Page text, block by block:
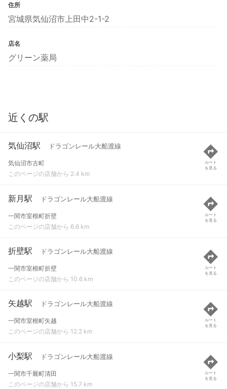
住所
宮城県気仙沼市上田中2-1-2
店名
グリーン薬局
近くの駅
気仙沼駅 ドラゴンレール大船渡線
気仙沼市古町
このページの店舗から 2.4 km
ルート
を見る
新月駅 ドラゴンレール大船渡線
一関市室根町折壁
このページの店舗から 6.6 km
ルート
を見る
折壁駅 ドラゴンレール大船渡線
一関市室根町折壁
このページの店舗から 10.6 km
ルート
を見る
矢越駅 ドラゴンレール大船渡線
一関市室根町矢越
このページの店舗から 12.2 km
ルート
を見る
小梨駅 ドラゴンレール大船渡線
一関市千厩町清田
このページの店舗から 15.7 km
ルート
を見る